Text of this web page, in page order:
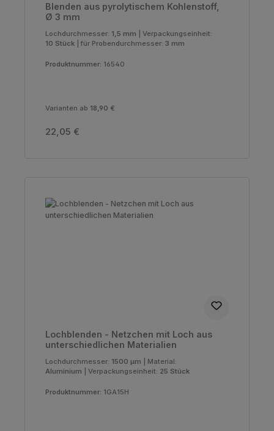
Blenden aus pyrolytischem Kohlenstoff,
Ø 3 mm
Lochdurchmesser: 1,5 mm
Verpackungseinheit:
10 Stück
für Probendurchmesser: 3 mm
Produktnummer: 16540
Varianten ab 18,90 €
Regulärer Preis:
22,05 €
Lochblenden - Netzchen mit Loch aus
unterschiedlichen Materialien
Lochdurchmesser: 1500 µm
Material:
Aluminium
Verpackungseinheit: 25 Stück
Produktnummer: 1GA15H